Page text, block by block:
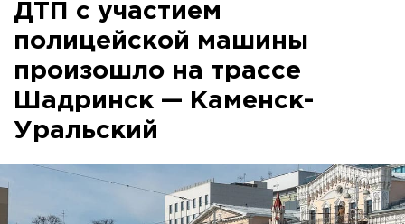
ДТП с участием
полицейской машины
произошло на трассе
Шадринск — Каменск-
Уральский